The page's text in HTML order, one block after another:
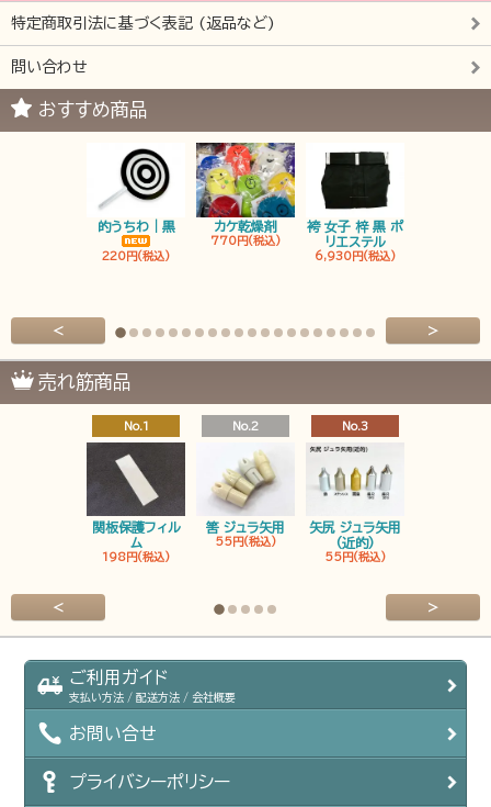
特定商取引法に基づく表記 (返品など)
問い合わせ
おすすめ商品
的うちわ｜黒
220円(税込)
カケ乾燥剤
770円(税込)
袴 女子 梓 黒 ポ
リエステル
6,930円(税込)
< >
売れ筋商品
No.1
関板保護フィル
ム
198円(税込)
No.2
筈 ジュラ矢用
55円(税込)
No.3
矢尻 ジュラ矢用
(近的)
55円(税込)
< >
ご利用ガイド
支払い方法 / 配送方法 / 会社概要
お問い合せ
プライバシーポリシー